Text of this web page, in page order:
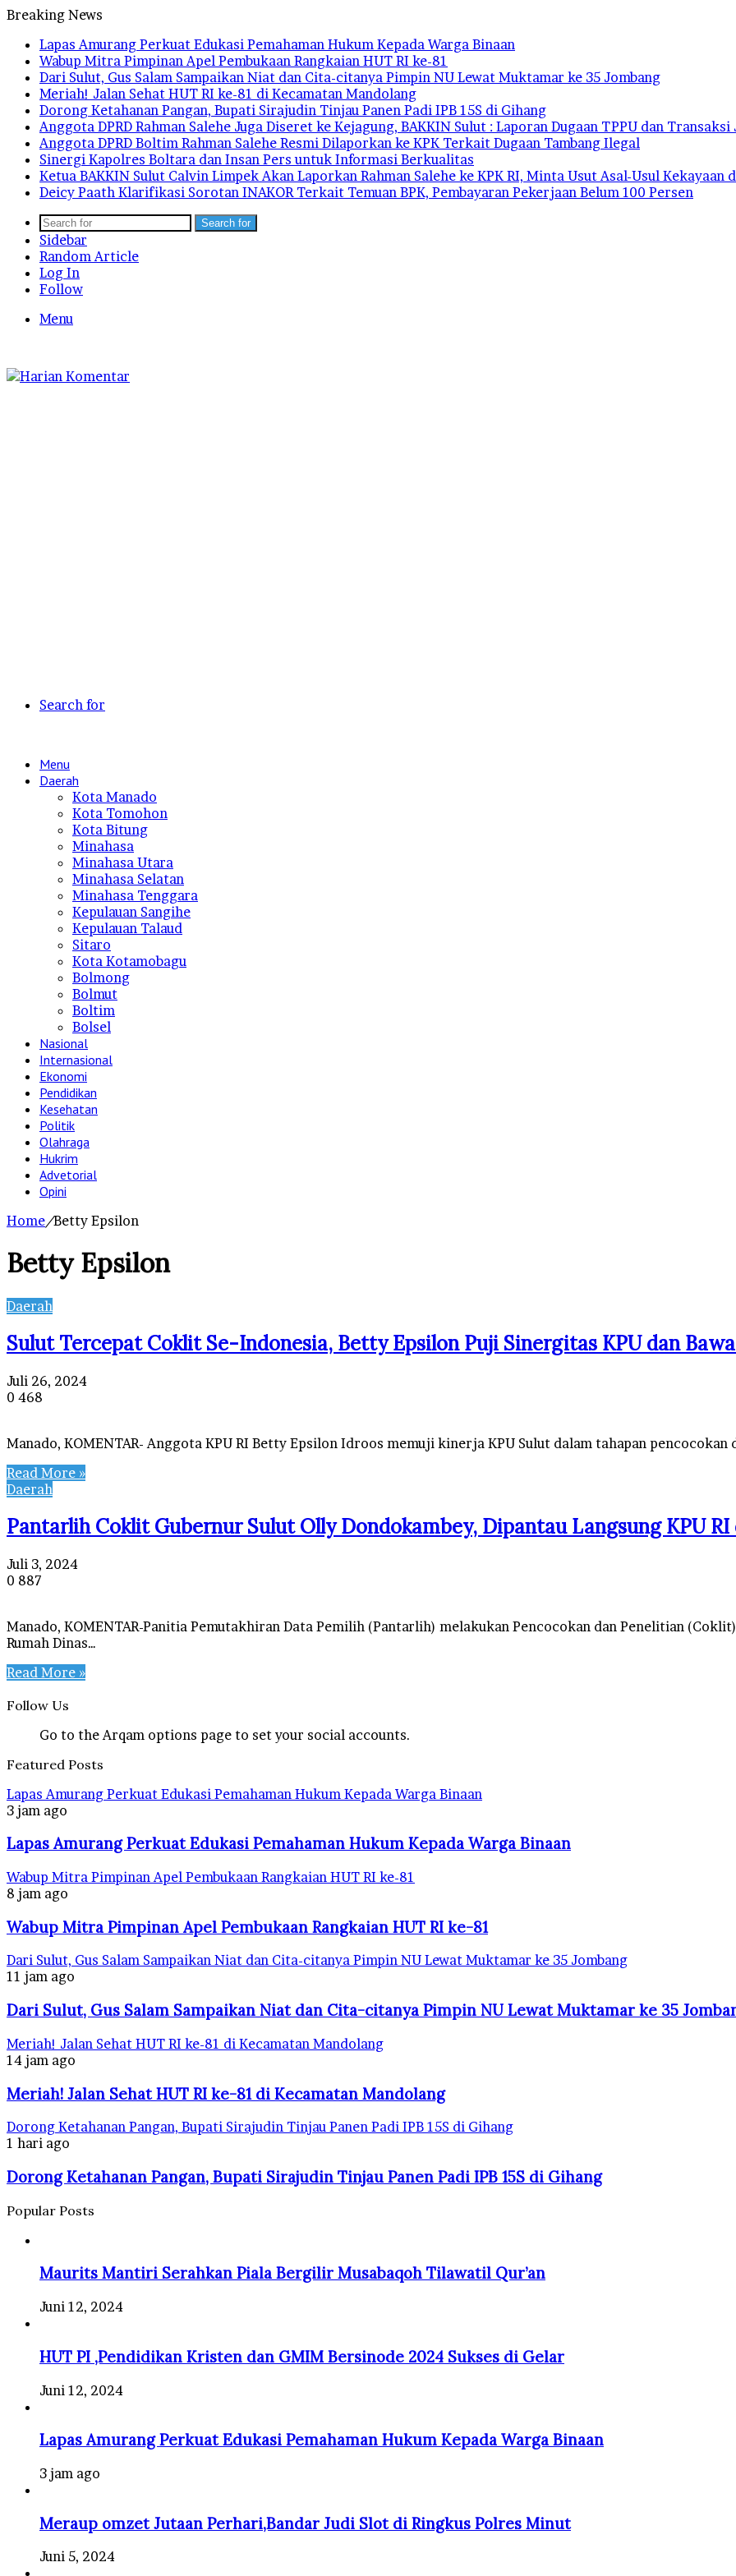
Breaking News
Lapas Amurang Perkuat Edukasi Pemahaman Hukum Kepada Warga Binaan
Wabup Mitra Pimpinan Apel Pembukaan Rangkaian HUT RI ke-81
Dari Sulut, Gus Salam Sampaikan Niat dan Cita-citanya Pimpin NU Lewat Muktamar ke 35 Jombang
Meriah! Jalan Sehat HUT RI ke-81 di Kecamatan Mandolang
Dorong Ketahanan Pangan, Bupati Sirajudin Tinjau Panen Padi IPB 15S di Gihang
Anggota DPRD Rahman Salehe Juga Diseret ke Kejagung, BAKKIN Sulut : Laporan Dugaan TPPU dan Transaksi
Anggota DPRD Boltim Rahman Salehe Resmi Dilaporkan ke KPK Terkait Dugaan Tambang Ilegal
Sinergi Kapolres Boltara dan Insan Pers untuk Informasi Berkualitas
Ketua BAKKIN Sulut Calvin Limpek Akan Laporkan Rahman Salehe ke KPK RI, Minta Usut Asal-Usul Kekayaan
Deicy Paath Klarifikasi Sorotan INAKOR Terkait Temuan BPK, Pembayaran Pekerjaan Belum 100 Persen
Search for
Sidebar
Random Article
Log In
Follow
Menu
Search for
Menu
Daerah
Kota Manado
Kota Tomohon
Kota Bitung
Minahasa
Minahasa Utara
Minahasa Selatan
Minahasa Tenggara
Kepulauan Sangihe
Kepulauan Talaud
Sitaro
Kota Kotamobagu
Bolmong
Bolmut
Boltim
Bolsel
Nasional
Internasional
Ekonomi
Pendidikan
Kesehatan
Politik
Olahraga
Hukrim
Advetorial
Opini
Home/Betty Epsilon
Betty Epsilon
Daerah
Sulut Tercepat Coklit Se-Indonesia, Betty Epsilon Puji Sinergitas KPU dan
Juli 26, 2024
0 468
Manado, KOMENTAR- Anggota KPU RI Betty Epsilon Idroos memuji kinerja KPU Sulut dalam tahapan
Read More »
Daerah
Pantarlih Coklit Gubernur Sulut Olly Dondokambey, Dipantau Langsung KPU
Juli 3, 2024
0 887
Manado, KOMENTAR-Panitia Pemutakhiran Data Pemilih (Pantarlih) melakukan Pencocokan dan Penelitian
Rumah Dinas…
Read More »
Follow Us
Go to the Arqam options page to set your social accounts.
Featured Posts
Lapas Amurang Perkuat Edukasi Pemahaman Hukum Kepada Warga Binaan
3 jam ago
Lapas Amurang Perkuat Edukasi Pemahaman Hukum Kepada Warga Binaan
Wabup Mitra Pimpinan Apel Pembukaan Rangkaian HUT RI ke-81
8 jam ago
Wabup Mitra Pimpinan Apel Pembukaan Rangkaian HUT RI ke-81
Dari Sulut, Gus Salam Sampaikan Niat dan Cita-citanya Pimpin NU Lewat Muktamar ke 35 Jombang
11 jam ago
Dari Sulut, Gus Salam Sampaikan Niat dan Cita-citanya Pimpin NU Lewat Muktamar ke 35
Meriah! Jalan Sehat HUT RI ke-81 di Kecamatan Mandolang
14 jam ago
Meriah! Jalan Sehat HUT RI ke-81 di Kecamatan Mandolang
Dorong Ketahanan Pangan, Bupati Sirajudin Tinjau Panen Padi IPB 15S di Gihang
1 hari ago
Dorong Ketahanan Pangan, Bupati Sirajudin Tinjau Panen Padi IPB 15S di Gihang
Popular Posts
Maurits Mantiri Serahkan Piala Bergilir Musabaqoh Tilawatil Qur’an
Juni 12, 2024
HUT PI ,Pendidikan Kristen dan GMIM Bersinode 2024 Sukses di Gelar
Juni 12, 2024
Lapas Amurang Perkuat Edukasi Pemahaman Hukum Kepada Warga Binaan
3 jam ago
Meraup omzet Jutaan Perhari,Bandar Judi Slot di Ringkus Polres Minut
Juni 5, 2024